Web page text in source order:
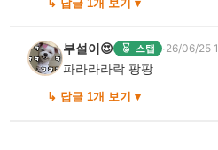
↳ 답글 1개 보기 ▾
부설이😍 스탭 ·26/06/25
파라라라락 팡팡
↳ 답글 1개 보기 ▾